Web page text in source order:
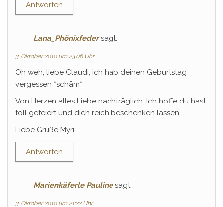
Antworten
Lana_Phönixfeder sagt:
3. Oktober 2010 um 23:06 Uhr
Oh weh, liebe Claudi, ich hab deinen Geburtstag
vergessen *schäm*
Von Herzen alles Liebe nachträglich. Ich hoffe du hast
toll gefeiert und dich reich beschenken lassen.
Liebe Grüße Myri
Antworten
Marienkäferle Pauline sagt:
3. Oktober 2010 um 21:22 Uhr